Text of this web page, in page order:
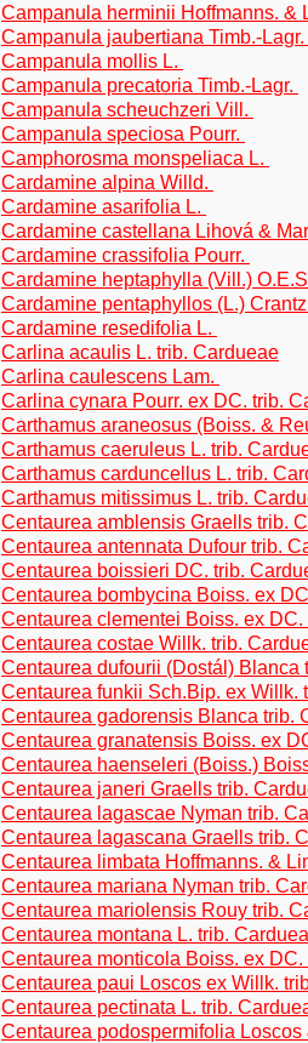
Campanula herminii Hoffmanns. &
Campanula jaubertiana Timb.-Lagr.
Campanula mollis L.
Campanula precatoria Timb.-Lagr.
Campanula scheuchzeri Vill.
Campanula speciosa Pourr.
Camphorosma monspeliaca L.
Cardamine alpina Willd.
Cardamine asarifolia L.
Cardamine castellana Lihová &
Cardamine crassifolia Pourr.
Cardamine heptaphylla (Vill.)
Cardamine pentaphyllos (L.)
Cardamine resedifolia L.
Carlina acaulis L. trib. Cardueae
Carlina caulescens Lam.
Carlina cynara Pourr. ex DC. trib.
Carthamus araneosus (Boiss. &
Carthamus caeruleus L. trib.
Carthamus carduncellus L. trib.
Carthamus mitissimus L. trib.
Centaurea amblensis Graells trib.
Centaurea antennata Dufour trib.
Centaurea boissieri DC. trib.
Centaurea bombycina Boiss. ex
Centaurea clementei Boiss. ex
Centaurea costae Willk. trib.
Centaurea dufourii (Dostál) Blanca
Centaurea funkii Sch.Bip. ex Willk.
Centaurea gadorensis Blanca trib.
Centaurea granatensis Boiss. ex
Centaurea haenseleri (Boiss.)
Centaurea janeri Graells trib.
Centaurea lagascae Nyman trib.
Centaurea lagascana Graells trib.
Centaurea limbata Hoffmanns. &
Centaurea mariana Nyman trib.
Centaurea mariolensis Rouy trib.
Centaurea montana L. trib.
Centaurea monticola Boiss. ex
Centaurea paui Loscos ex Willk.
Centaurea pectinata L. trib.
Centaurea podospermifolia